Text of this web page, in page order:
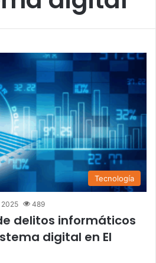
Tecnología
2025 489
delitos informáticos
digital en El